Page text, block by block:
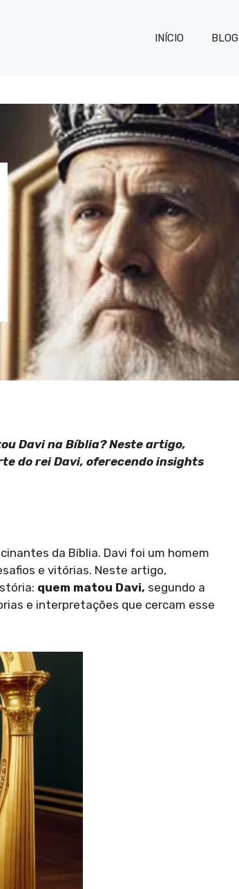
INÍCIO BLOG
Davi na Bíblia? Neste artigo,
do rei Davi, oferecendo insights
da Bíblia. Davi foi um homem
e vitórias. Neste artigo,
quem matou Davi, segundo a
e interpretações que cercam esse